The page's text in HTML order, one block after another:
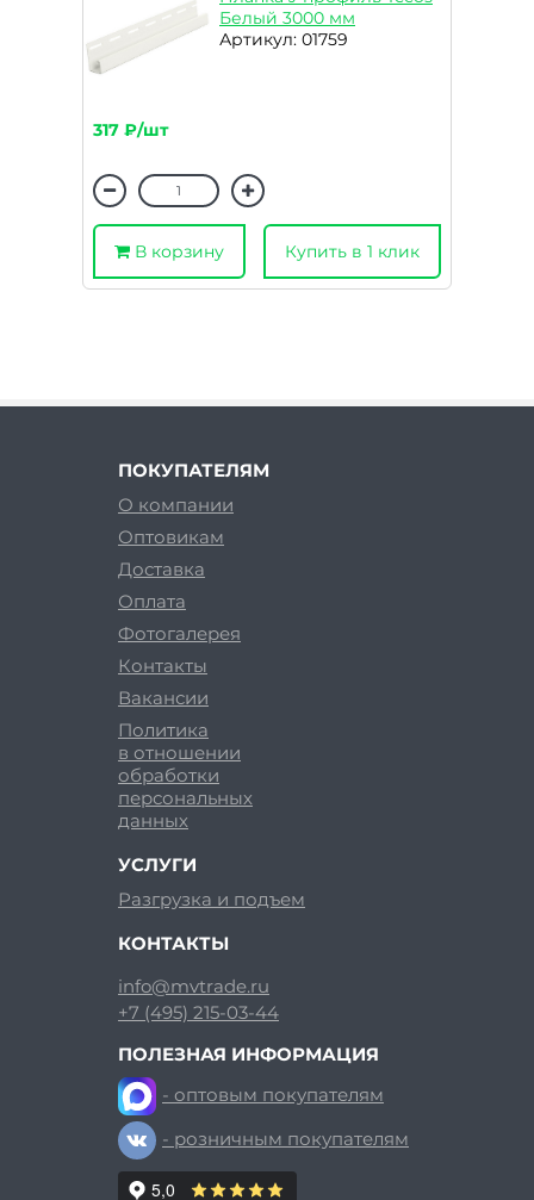
Белый 3000 мм
Артикул: 01759
317 ₽/шт
В корзину Купить в 1 клик
ПОКУПАТЕЛЯМ
О компании
Оптовикам
Доставка
Оплата
Фотогалерея
Контакты
Вакансии
Политика
в отношении
обработки
персональных
данных
УСЛУГИ
Разгрузка и подъем
КОНТАКТЫ
info@mvtrade.ru
+7 (495) 215-03-44
ПОЛЕЗНАЯ ИНФОРМАЦИЯ
- оптовым покупателям
- розничным покупателям